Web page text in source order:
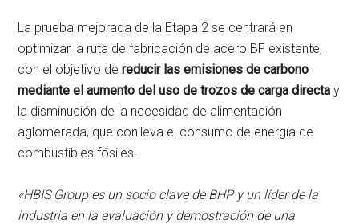
La prueba mejorada de la Etapa 2 se centrará en
optimizar la ruta de fabricación de acero BF existente,
con el objetivo dereducir las emisiones de carbono
mediante el aumento del uso de trozos de carga directa y
la disminución de la necesidad de alimentación
aglomerada, que conlleva el consumo de energía de
combustibles fósiles.
«HBIS Group es un socio clave de BHP y un líder de la
industria en la evaluación y demostración de una